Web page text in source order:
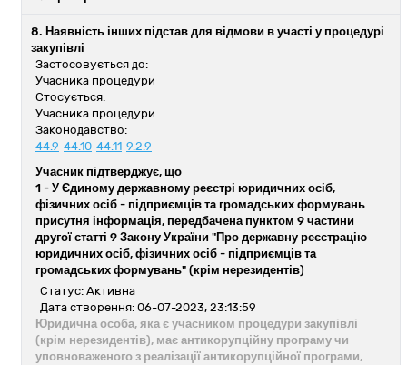
8. Наявність інших підстав для відмови в участі у процедурі
закупівлі
Застосовується до:
Учасника процедури
Стосується:
Учасника процедури
Законодавство:
44.9 44.10 44.11 9.2.9
Учасник підтверджує, що
1 - У Єдиному державному реєстрі юридичних осіб,
фізичних осіб - підприємців та громадських формувань
присутня інформація, передбачена пунктом 9 частини
другої статті 9 Закону України "Про державну реєстрацію
юридичних осіб, фізичних осіб - підприємців та
громадських формувань" (крім нерезидентів)
Статус: Активна
Дата створення: 06-07-2023, 23:13:59
Юридична особа, яка є учасником процедури закупівлі
(крім нерезидентів), має антикорупційну програму чи
уповноваженого з реалізації антикорупційної програми,